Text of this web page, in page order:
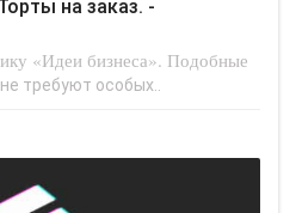
«Идеи бизнеса». Подобные
требуют особых..